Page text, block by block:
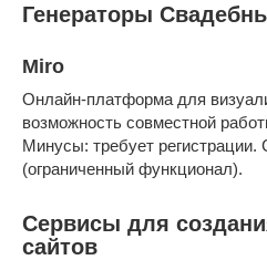
Генераторы
Miro
Онлайн-платформа для
возможность совместной
Минусы: требует регистрации.
(ограниченный функционал).
Сервисы для
сайтов